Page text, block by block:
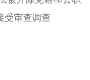
受审查调查